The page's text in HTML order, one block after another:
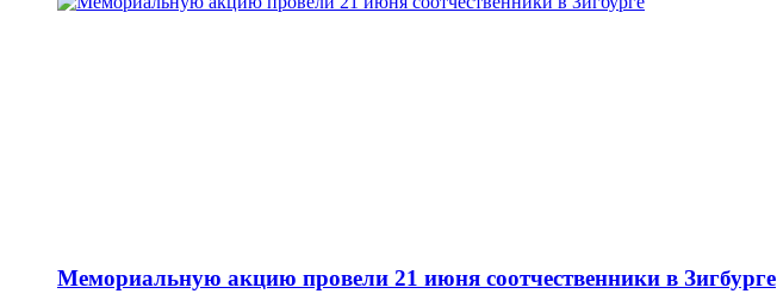
Мемориальную акцию провели 21 июня соотчественники в Зигбурге